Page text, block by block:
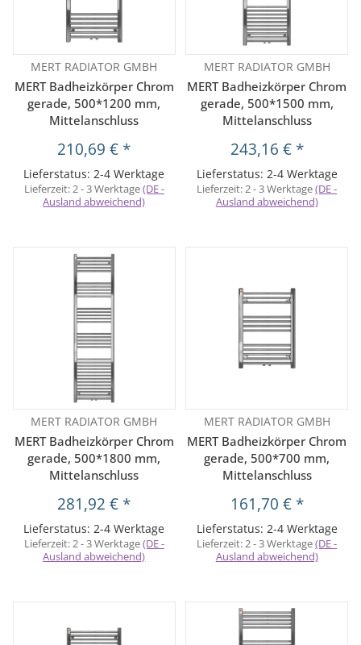
MERT RADIATOR GMBH
MERT Badheizkörper Chrom
gerade, 500*1200 mm,
Mittelanschluss
210,69 € *
Lieferstatus: 2-4 Werktage
Lieferzeit:2 - 3 Werktage(DE -
Ausland abweichend)
MERT RADIATOR GMBH
MERT Badheizkörper Chrom
gerade, 500*1500 mm,
Mittelanschluss
243,16 € *
Lieferstatus: 2-4 Werktage
Lieferzeit:2 - 3 Werktage(DE -
Ausland abweichend)
MERT RADIATOR GMBH
MERT Badheizkörper Chrom
gerade, 500*1800 mm,
Mittelanschluss
281,92 € *
Lieferstatus: 2-4 Werktage
Lieferzeit:2 - 3 Werktage(DE -
Ausland abweichend)
MERT RADIATOR GMBH
MERT Badheizkörper Chrom
gerade, 500*700 mm,
Mittelanschluss
161,70 € *
Lieferstatus: 2-4 Werktage
Lieferzeit:2 - 3 Werktage(DE -
Ausland abweichend)